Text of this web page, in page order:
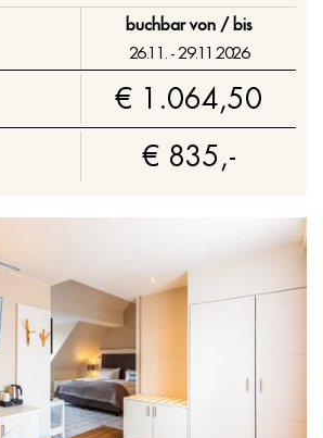
buchbar von / bis
26.11. - 29.11.2026
€ 1.064,50
€ 835,-